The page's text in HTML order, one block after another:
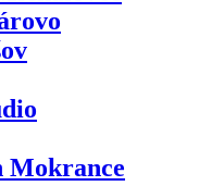
Mokrance